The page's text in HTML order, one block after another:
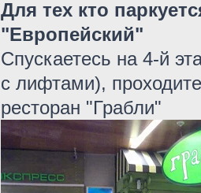
Для тех кто
"Европейский"
Спускаетесь на 4-й
с лифтами),
ресторан "Грабли"